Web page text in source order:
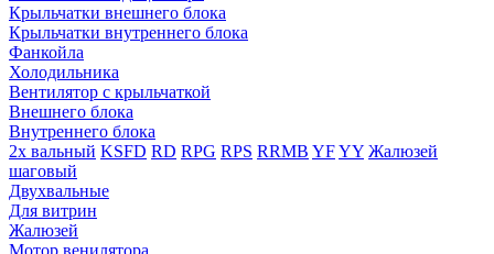
Крыльчатки внешнего блока
Крыльчатки внутреннего блока
Фанкойла
Холодильника
Вентилятор с крыльчаткой
Внешнего блока
Внутреннего блока
2х вальный KSFD RD RPG RPS RRMB YFYY Жалюзей
шаговый
Двухвальные
Для витрин
Жалюзей
Мотор венилятора